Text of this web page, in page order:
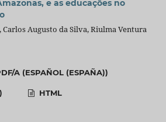
e as educações no
Carlos Augusto da Silva, Riulma Ventura
A (ESPAÑOL (ESPAÑA))
HTML